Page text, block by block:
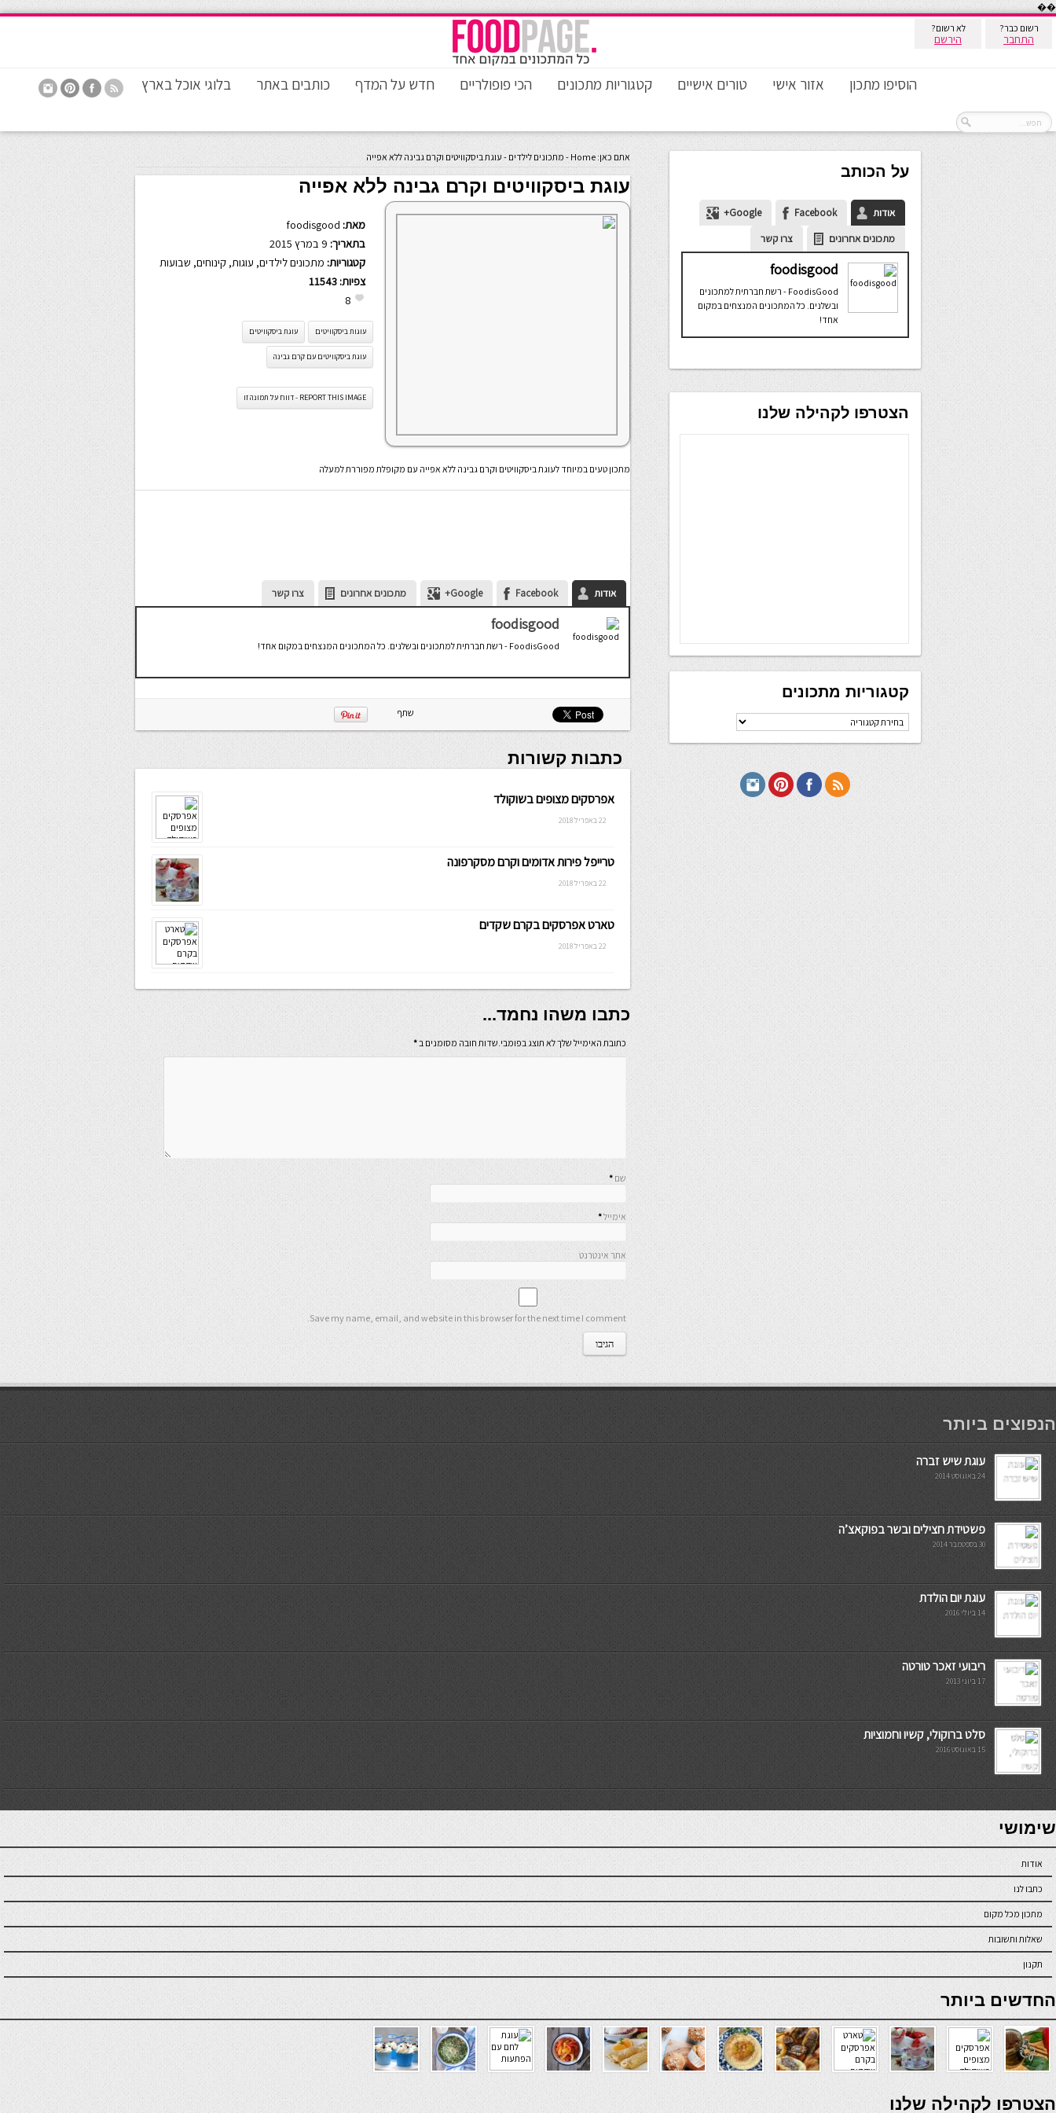
��
רשום כבר?
התחבר
לא רשום?
הירשם
הוסיפו מתכון אזור אישי טורים אישיים קטגוריות מתכונים הכי פופולריים חדש על המדף כותבים באתר בלוגי אוכל בארץ
אתם כאן: Home
- מתכונים לילדים - עוגת ביסקוויטים וקרם גבינה ללא אפייה
עוגת ביסקוויטים וקרם גבינה ללא אפייה
מאת: foodisgood
בתאריך:
קטגוריות: מתכונים לילדים, עוגות, קינוחים, שבועות
צפיות: 11543
8
עוגות ביסקוויטים עוגת ביסקוויטים
עוגת ביסקוויטים עם קרם גבינה
REPORT THIS IMAGE - דווח על תמונה זו
מתכון טעים במיוחד לעוגת ביסקוויטים וקרם גבינה ללא אפייה עם מקופלת מפוררת למעלה
אודות Facebook
Google+ מתכונים אחרונים צרו קשר
foodisgood
FoodisGood - רשת חברתית למתכונים ובשלנים. כל המתכונים המנצחים במקום אחד!
שתף
כתבות קשורות
אפרסקים מצופים בשוקולד
22 באפריל 2018
טרייפל פירות אדומים וקרם מסקרפונה
22 באפריל 2018
טארט אפרסקים בקרם שקדים
22 באפריל 2018
כתבו משהו נחמד...
כתובת האימייל שלך לא תוצג בפומבי.שדות חובה מסומנים ב*
שם *
אימייל*
אתר אינטרנט
Save my name, email, and website in this browser for the next time I comment.
על הכותב
אודות Facebook
Google+
מתכונים אחרונים
צרו קשר
foodisgood
FoodisGood - רשת חברתית למתכונים
ובשלנים. כל המתכונים המנצחים במקום
אחד!
הצטרפו לקהילה שלנו
קטגוריות מתכונים
קטגוריות
מתכונים
мостбет кг
הנפוצים ביותר
עוגת שיש זברה
24 באוגוסט 2014
פשטידת חצילים ובשר בפוקאצ’ה
30 בספטמבר 2014
עוגת יום הולדת
14 ביולי 2016
ריבועי זאכר טורטה
17 ביוני 2013
סלט ברוקולי, קשיו וחמוציות
15 באוגוסט 2016
7slots
seriöse online casinos österreich
שימושי
אודות
כתבו לנו
מתכון מכל מקום
שאלות ותשובות
תקנון
online casino
החדשים ביותר
verde casino
הצטרפו לקהילה שלנו